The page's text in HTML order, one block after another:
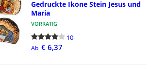
Gedruckte Ikone Stein Jesus und
Maria
VORRÄTIG
10
Ab € 6,37